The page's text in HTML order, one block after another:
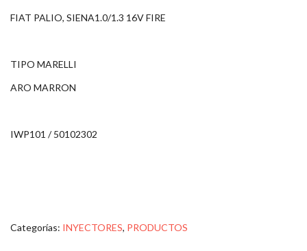
FIAT PALIO, SIENA1.0/1.3 16V FIRE
TIPO MARELLI
ARO MARRON
IWP101 / 50102302
Categorías: INYECTORES, PRODUCTOS